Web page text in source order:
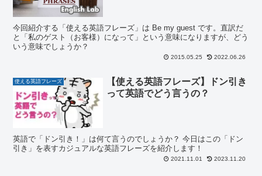
今回紹介する「使える英語フレーズ」は Be my guest です。直訳だ
と「私のゲスト（お客様）になって」という意味になりますが、どう
いう意味でしょうか？
2015.05.25 2022.06.26
使える英語フレーズ
【使える英語フレーズ】ドン引き
って英語でどう言うの？
英語で「ドン引き！」は何て言うのでしょうか？ 今日はこの「ドン
引き」を表すカジュアルな英語フレーズを紹介します！
2021.11.01 2023.11.20